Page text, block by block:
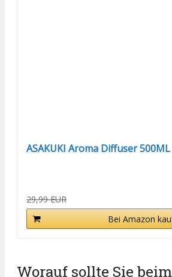
ASAKUKI Aroma Diffuser 500ML
29,99 EUR
Bei Amazon
Worauf sollte Sie